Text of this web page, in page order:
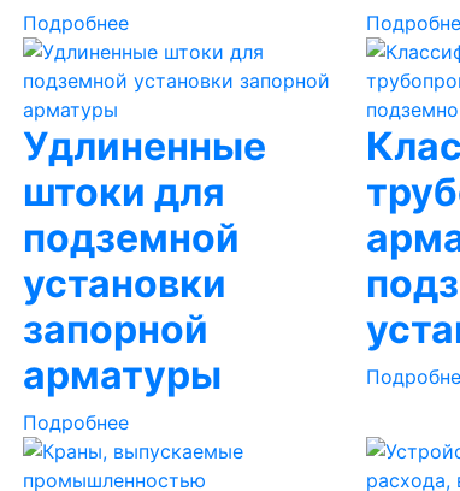
Подробнее
Удлиненные
штоки для
подземной
установки
запорной
арматуры
Подробнее